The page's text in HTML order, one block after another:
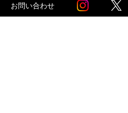
お問い合わせ